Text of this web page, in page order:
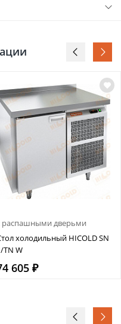
распашными дверьми
холодильный HICOLD SN
TN W
605 ₽